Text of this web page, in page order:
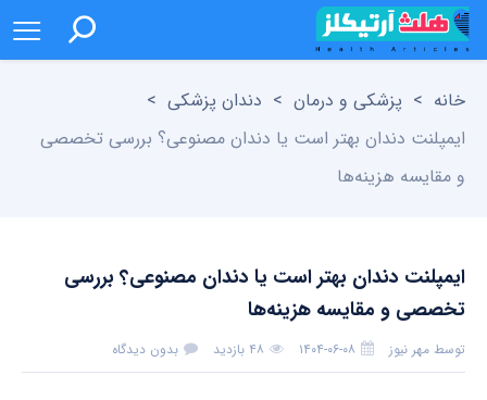
خانه > پزشکی و درمان > دندان پزشکی >
ایمپلنت دندان بهتر است یا دندان مصنوعی؟ بررسی تخصصی
و مقایسه هزینه‌ها
ایمپلنت دندان بهتر است یا دندان مصنوعی؟ بررسی
تخصصی و مقایسه هزینه‌ها
توسط مهر نیوز ۱۴۰۴-۰۶-۰۸ ۴۸ بازدید بدون دیدگاه